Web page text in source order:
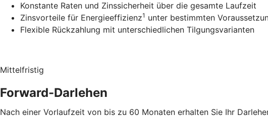
Konstante Raten und Zinssicherheit über die gesamte Laufzeit
Zinsvorteile für Energieeffizienz1 unter bestimmten
Flexible Rückzahlung mit unterschiedlichen Tilgungsvarianten
Mittelfristig
Forward-Darlehen
Nach einer Vorlaufzeit von bis zu 60 Monaten erhalten Sie Ihr